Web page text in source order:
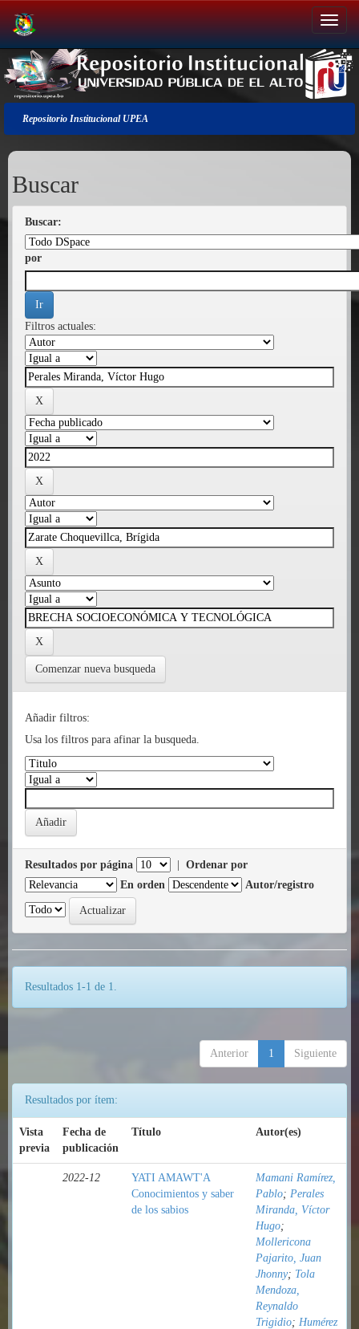
Salir
de
la
navegación
Repositorio Institucional UPEA
Buscar
Buscar:
por
Filtros actuales:
Comenzar nueva busqueda
Añadir filtros:
Usa los filtros para afinar la busqueda.
Resultados por página
Ordenar por
En orden
Autor/registro
Resultados 1-1 de 1.
Anterior 1 Siguiente
Resultados por ítem:
Vista
previa
Fecha de
publicación
Título Autor(es)
2022-12
YATI AMAWT'A
Conocimientos y saber
de los sabios
Mamani Ramírez,
Pablo; Perales
Miranda, Víctor
Hugo;
Mollericona
Pajarito, Juan
Jhonny; Tola
Mendoza,
Reynaldo
Trigidio; Humérez